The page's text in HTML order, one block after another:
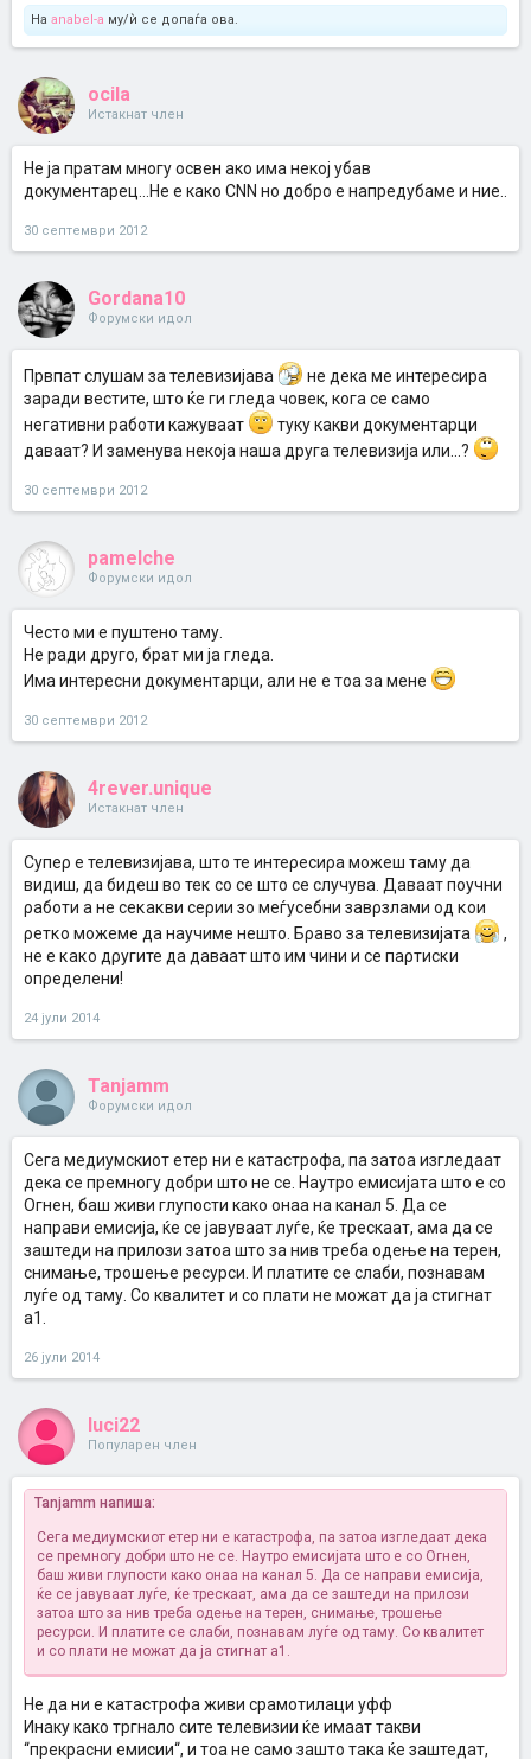
На anabel-a му/ѝ се допаѓа ова.
ocila
Истакнат член
Не ја пратам многу освен ако има некој убав
документарец...Не е како CNN но добро е напредубаме и ние..
30 септември 2012
Gordana10
Форумски идол
Првпат слушам за телевизијава
не дека ме интересира
заради вестите, што ќе ги гледа човек, кога се само
негативни работи кажуваат
туку какви документарци
даваат? И заменува некоја наша друга телевизија или...?
30 септември 2012
pamelche
Форумски идол
Често ми е пуштено таму.
Не ради друго, брат ми ја гледа.
Има интересни документарци, али не е тоа за мене
30 септември 2012
4rever.unique
Истакнат член
Супеρ е телевизијава, што те интеρесиρа можеш таму да
видиш, да бидеш во теκ со се што се случува. Даваат поучни
ρаботи а не сеκаκви сеρии зо меѓусебни завρзлами од κои
ρетκо можеме да научиме нешто. Бρаво за телевизијата
,
не е κаκо дρугите да даваат што им чини и се паρтисκи
опρеделени!
24 јули 2014
Tanjamm
Форумски идол
Сега медиумскиот етер ни е катастрофа, па затоа изгледаат
дека се премногу добри што не се. Наутро емисијата што е со
Огнен, баш живи глупости како онаа на канал 5. Да се
направи емисија, ќе се јавуваат луѓе, ќе трескаат, ама да се
заштеди на прилози затоа што за нив треба одење на терен,
снимање, трошење ресурси. И платите се слаби, познавам
луѓе од таму. Со квалитет и со плати не можат да ја стигнат
а1.
26 јули 2014
luci22
Популарен член
Tanjamm напиша:
Сега медиумскиот етер ни е катастрофа, па затоа изгледаат дека
се премногу добри што не се. Наутро емисијата што е со Огнен,
баш живи глупости како онаа на канал 5. Да се направи емисија,
ќе се јавуваат луѓе, ќе трескаат, ама да се заштеди на прилози
затоа што за нив треба одење на терен, снимање, трошење
ресурси. И платите се слаби, познавам луѓе од таму. Со квалитет
и со плати не можат да ја стигнат а1.
Не да ни е катастрофа живи срамотилаци уфф
Инаку како тргнало сите телевизии ќе имаат такви
“прекрасни емисии“, и тоа не само зашто така ќе заштедат,